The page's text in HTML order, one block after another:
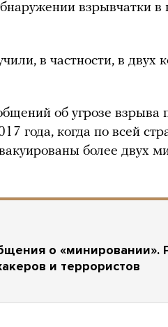
взрывчатки в
в частности, в двух
об угрозе взрыва
года, когда по всей
более двух
о «минировании».
и террористов